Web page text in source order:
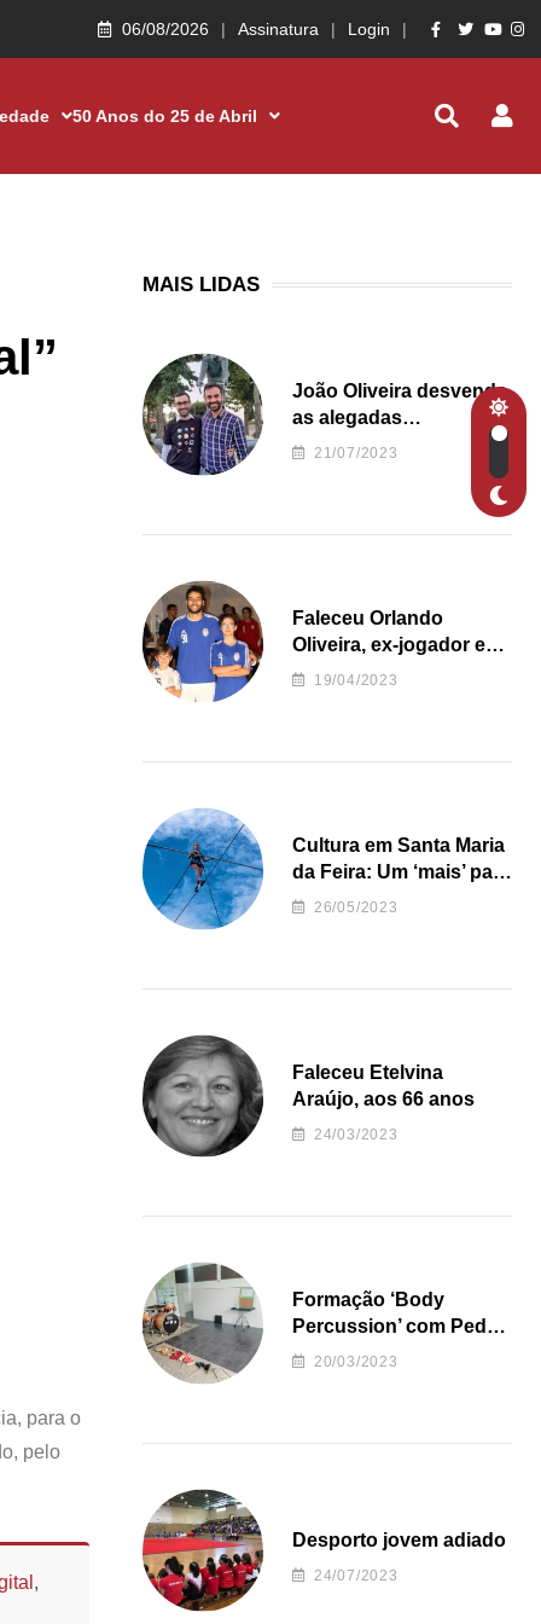
06/08/2026 Assinatura Login
50 Anos do 25 de Abril
para o
pelo
,
MAIS LIDAS
João Oliveira desvenda
as alegadas
irregularidades da
Junta de Freguesia S.
21/07/2023
Faleceu Orlando
Oliveira, ex-jogador e
treinador da formação
19/04/2023
Cultura em Santa Maria
da Feira: Um ‘mais’ para
o Concelho
26/05/2023
Faleceu Etelvina
Araújo, aos 66 anos
24/03/2023
Formação ‘Body
Percussion’ com Pedro
Almeida
20/03/2023
Desporto jovem adiado
24/07/2023